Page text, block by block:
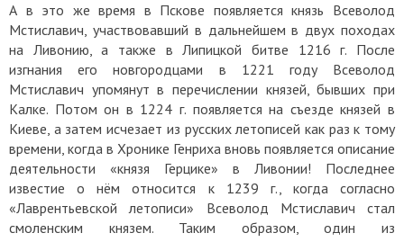
А в это же время в Пскове появляется князь Всеволод
Мстиславич, участвовавший в дальнейшем в двух походах
на Ливонию, а также в Липицкой битве 1216 г. После
изгнания его новгородцами в 1221 году Всеволод
Мстиславич упомянут в перечислении князей, бывших при
Калке. Потом он в 1224 г. появляется на съезде князей в
Киеве, а затем исчезает из русских летописей как раз к тому
времени, когда в Хронике Генриха вновь появляется описание
деятельности «князя Герцике» в Ливонии! Последнее
известие о нём относится к 1239 г., когда согласно
«Лаврентьевской летописи» Всеволод Мстиславич стал
смоленским князем. Таким образом, один из